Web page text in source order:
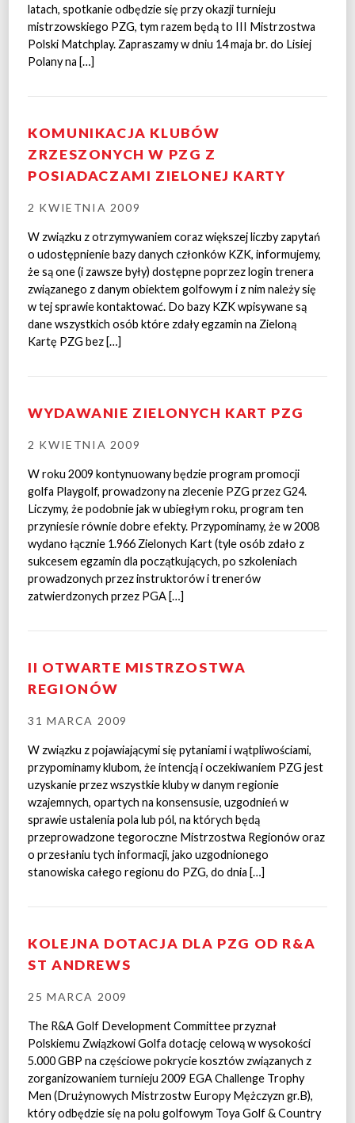
latach, spotkanie odbędzie się przy okazji turnieju
mistrzowskiego PZG, tym razem będą to III Mistrzostwa
Polski Matchplay. Zapraszamy w dniu 14 maja br. do Lisiej
Polany na […]
KOMUNIKACJA KLUBÓW
ZRZESZONYCH W PZG Z
POSIADACZAMI ZIELONEJ KARTY
2 KWIETNIA 2009
W związku z otrzymywaniem coraz większej liczby zapytań
o udostępnienie bazy danych członków KZK, informujemy,
że są one (i zawsze były) dostępne poprzez login trenera
związanego z danym obiektem golfowym i z nim należy się
w tej sprawie kontaktować. Do bazy KZK wpisywane są
dane wszystkich osób które zdały egzamin na Zieloną
Kartę PZG bez […]
WYDAWANIE ZIELONYCH KART PZG
2 KWIETNIA 2009
W roku 2009 kontynuowany będzie program promocji
golfa Playgolf, prowadzony na zlecenie PZG przez G24.
Liczymy, że podobnie jak w ubiegłym roku, program ten
przyniesie równie dobre efekty. Przypominamy, że w 2008
wydano łącznie 1.966 Zielonych Kart (tyle osób zdało z
sukcesem egzamin dla początkujących, po szkoleniach
prowadzonych przez instruktorów i trenerów
zatwierdzonych przez PGA […]
II OTWARTE MISTRZOSTWA
REGIONÓW
31 MARCA 2009
W związku z pojawiającymi się pytaniami i wątpliwościami,
przypominamy klubom, że intencją i oczekiwaniem PZG jest
uzyskanie przez wszystkie kluby w danym regionie
wzajemnych, opartych na konsensusie, uzgodnień w
sprawie ustalenia pola lub pól, na których będą
przeprowadzone tegoroczne Mistrzostwa Regionów oraz
o przesłaniu tych informacji, jako uzgodnionego
stanowiska całego regionu do PZG, do dnia […]
KOLEJNA DOTACJA DLA PZG OD R&A
ST ANDREWS
25 MARCA 2009
The R&A Golf Development Committee przyznał
Polskiemu Związkowi Golfa dotację celową w wysokości
5.000 GBP na częściowe pokrycie kosztów związanych z
zorganizowaniem turnieju 2009 EGA Challenge Trophy
Men (Drużynowych Mistrzostw Europy Mężczyzn gr.B),
który odbędzie się na polu golfowym Toya Golf & Country